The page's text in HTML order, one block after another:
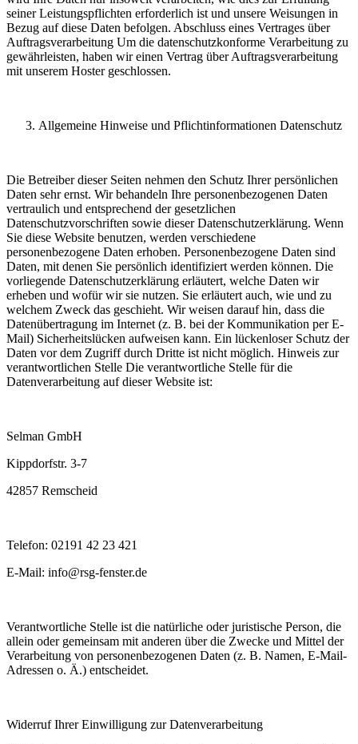
seiner Leistungspflichten erforderlich ist und unsere Weisungen in
Bezug auf diese Daten befolgen. Abschluss eines Vertrages über
Auftragsverarbeitung Um die datenschutzkonforme Verarbeitung zu
gewährleisten, haben wir einen Vertrag über Auftragsverarbeitung
mit unserem Hoster geschlossen.
Allgemeine Hinweise und Pflichtinformationen Datenschutz
Die Betreiber dieser Seiten nehmen den Schutz Ihrer persönlichen
Daten sehr ernst. Wir behandeln Ihre personenbezogenen Daten
vertraulich und entsprechend der gesetzlichen
Datenschutzvorschriften sowie dieser Datenschutzerklärung. Wenn
Sie diese Website benutzen, werden verschiedene
personenbezogene Daten erhoben. Personenbezogene Daten sind
Daten, mit denen Sie persönlich identifiziert werden können. Die
vorliegende Datenschutzerklärung erläutert, welche Daten wir
erheben und wofür wir sie nutzen. Sie erläutert auch, wie und zu
welchem Zweck das geschieht. Wir weisen darauf hin, dass die
Datenübertragung im Internet (z. B. bei der Kommunikation per E-
Mail) Sicherheitslücken aufweisen kann. Ein lückenloser Schutz der
Daten vor dem Zugriff durch Dritte ist nicht möglich. Hinweis zur
verantwortlichen Stelle Die verantwortliche Stelle für die
Datenverarbeitung auf dieser Website ist:
Selman GmbH
Kippdorfstr. 3-7
42857 Remscheid
Telefon: 02191 42 23 421
E-Mail: info@rsg-fenster.de
Verantwortliche Stelle ist die natürliche oder juristische Person, die
allein oder gemeinsam mit anderen über die Zwecke und Mittel der
Verarbeitung von personenbezogenen Daten (z. B. Namen, E-Mail-
Adressen o. Ä.) entscheidet.
Widerruf Ihrer Einwilligung zur Datenverarbeitung